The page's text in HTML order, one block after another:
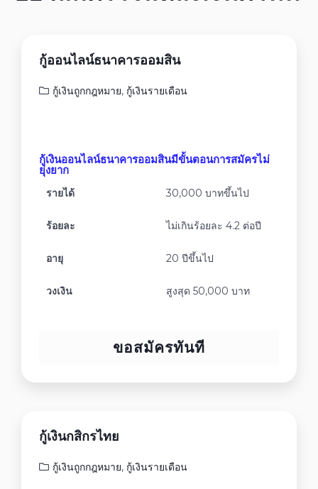
กู้ออนไลน์ธนาคารออมสิน
กู้เงินถูกกฎหมาย, กู้เงินรายเดือน
กู้เงินออนไลน์ธนาคารออมสินมีขั้นตอนการสมัครไม่
ยุ่งยาก
รายได้ 30,000 บาทขึ้นไป
ร้อยละ ไม่เกินร้อยละ 4.2 ต่อปี
อายุ 20 ปีขึ้นไป
วงเงิน สูงสุด 50,000 บาท
ขอสมัครทันที
กู้เงินกสิกรไทย
กู้เงินถูกกฎหมาย, กู้เงินรายเดือน